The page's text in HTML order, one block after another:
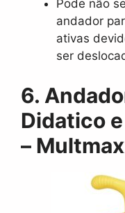
Pode não
andador
ativas
ser
6.
Didatico
–